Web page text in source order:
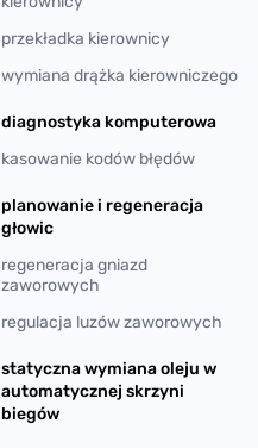
przekładka kierownicy
wymiana drążka kierowniczego
diagnostyka komputerowa
kasowanie kodów błędów
planowanie i regeneracja
głowic
regeneracja gniazd
zaworowych
regulacja luzów zaworowych
statyczna wymiana oleju w
automatycznej skrzyni
biegów